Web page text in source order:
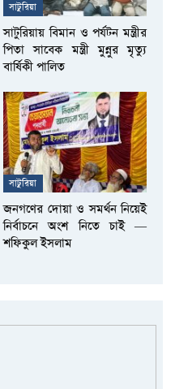
সাটুরিয়া
সাটুরিয়ায় বিমান ও পর্যটন মন্ত্রীর
পিতা সাবেক মন্ত্রী মুন্নুর মৃত্যু
বার্ষিকী পালিত
সাটুরিয়া
জনগণের দোয়া ও সমর্থন নিয়েই
নির্বাচনে অংশ নিতে চাই —
শফিকুল ইসলাম